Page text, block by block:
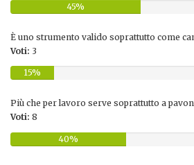
45%
È uno strumento valido soprattutto come
Voti: 3
15%
Più che per lavoro serve soprattutto a
Voti: 8
40%